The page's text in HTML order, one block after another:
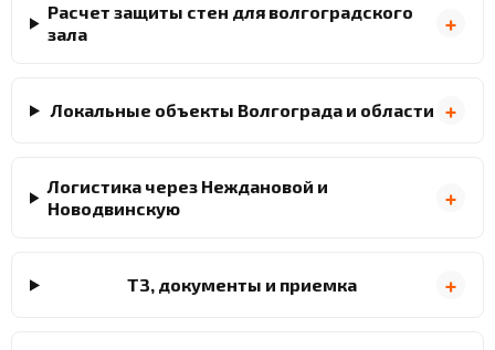
Расчет защиты стен для волгоградского
зала
Локальные объекты Волгограда и области
Логистика через Неждановой и
Новодвинскую
ТЗ, документы и приемка